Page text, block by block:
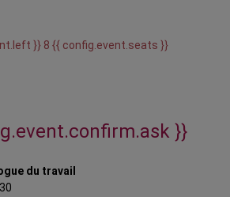
}} 8 {{ config.event.seats }}
}}
du travail